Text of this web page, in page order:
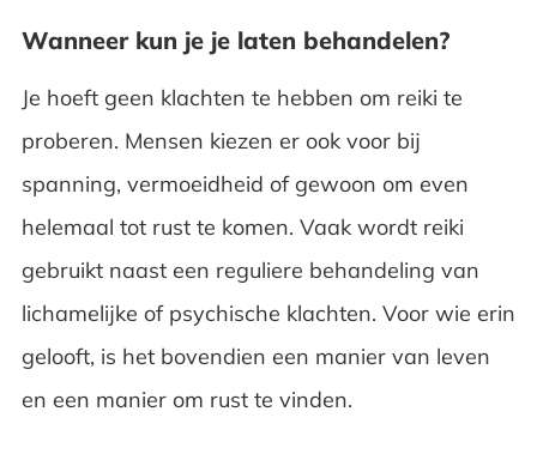
Wanneer kun je je laten behandelen?
Je hoeft geen klachten te hebben om reiki te
proberen. Mensen kiezen er ook voor bij
spanning, vermoeidheid of gewoon om even
helemaal tot rust te komen. Vaak wordt reiki
gebruikt naast een reguliere behandeling van
lichamelijke of psychische klachten. Voor wie erin
gelooft, is het bovendien een manier van leven
en een manier om rust te vinden.